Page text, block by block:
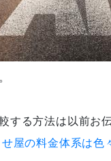
する方法は以前お
屋の料金体系は色